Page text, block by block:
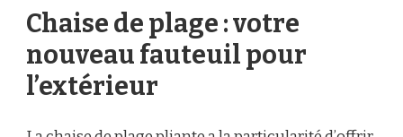
Chaise de plage : votre
nouveau fauteuil pour
l’extérieur